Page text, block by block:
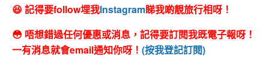
😆 記得要follow埋我Instagram睇我啲靚旅行相呀！
😳 唔想錯過任何優惠或消息，記得要訂閱我既電子報呀！
一有消息就會email通知你呀！ (按我登記訂閱)